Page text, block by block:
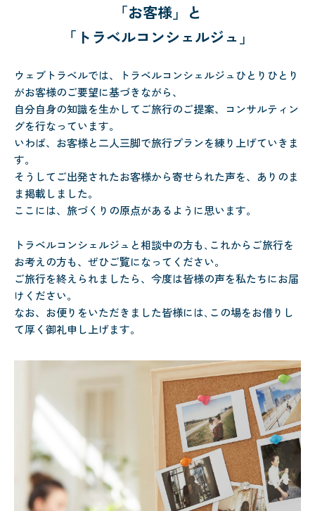
「お客様」と
「トラベルコンシェルジュ」
ウェブトラベルでは、トラベルコンシェルジュひとりひとり
がお客様のご要望に基づきながら、
自分自身の知識を生かしてご旅行のご提案、コンサルティン
グを行なっています。
いわば、お客様と二人三脚で旅行プランを練り上げていきま
す。
そうしてご出発されたお客様から寄せられた声を、ありのま
ま掲載しました。
ここには、旅づくりの原点があるように思います。
トラベルコンシェルジュと相談中の方も､これからご旅行を
お考えの方も、ぜひご覧になってください。
ご旅行を終えられましたら、今度は皆様の声を私たちにお届
けください。
なお、お便りをいただきました皆様には､この場をお借りし
て厚く御礼申し上げます。